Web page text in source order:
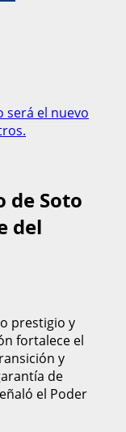
será el nuevo
de Soto
del
prestigio y
fortalece el
y
de
el Poder